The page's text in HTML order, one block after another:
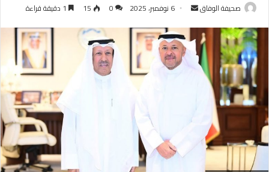
صحيفة الوفاق
أرسل
إلكترونيا
6 نوفمبر، 2025 0
15